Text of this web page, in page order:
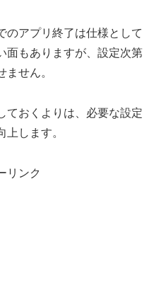
のアプリ終了は仕様として
面もありますが、設定次第
せん。
ておくよりは、必要な設定
します。
リンク